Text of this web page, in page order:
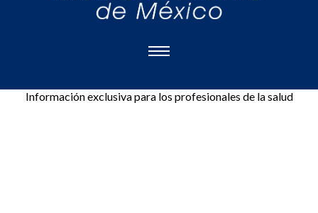
Información exclusiva para los profesionales de la salud